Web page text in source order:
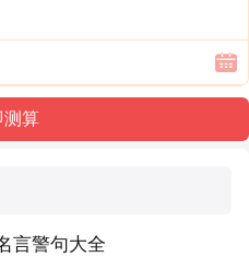
言警句大全